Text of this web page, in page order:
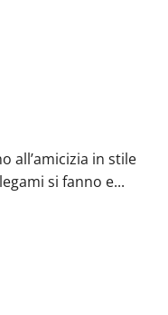
all’amicizia in stile
si fanno e...